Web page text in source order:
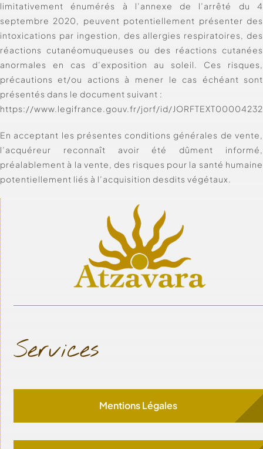
limitativement énumérés à l’annexe de l’arrêté du 4
septembre 2020, peuvent potentiellement présenter des
intoxications par ingestion, des allergies respiratoires, des
réactions cutanéomuqueuses ou des réactions cutanées
anormales en cas d’exposition au soleil. Ces risques,
précautions et/ou actions à mener le cas échéant sont
présentés dans le document suivant :
https://www.legifrance.gouv.fr/jorf/id/
En acceptant les présentes conditions générales de vente,
l’acquéreur reconnaît avoir été dûment informé,
préalablement à la vente, des risques pour la santé humaine
potentiellement liés à l’acquisition desdits végétaux.
Services
Mentions Légales